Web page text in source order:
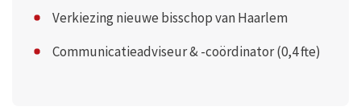
Verkiezing nieuwe bisschop van Haarlem
Communicatieadviseur & -coördinator (0,4 fte)